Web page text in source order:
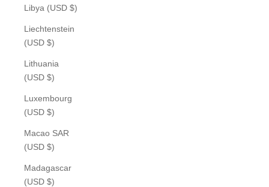
Libya (USD $)
Liechtenstein
(USD $)
Lithuania
(USD $)
Luxembourg
(USD $)
Macao SAR
(USD $)
Madagascar
(USD $)